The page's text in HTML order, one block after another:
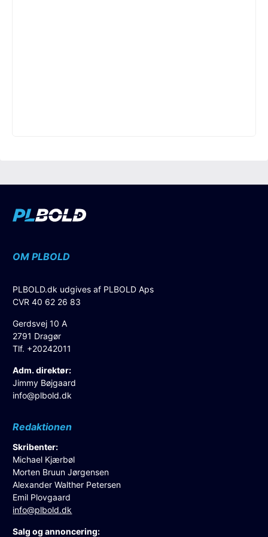
OM PLBOLD
PLBOLD.dk udgives af PLBOLD Aps
CVR 40 62 26 83
Gerdsvej 10 A
2791 Dragør
Tlf. +20242011
Adm. direktør:
Jimmy Bøjgaard
info@plbold.dk
Redaktionen
Skribenter:
Michael Kjærbøl
Morten Bruun Jørgensen
Alexander Walther Petersen
Emil Plovgaard
info@plbold.dk
Salg og annoncering: